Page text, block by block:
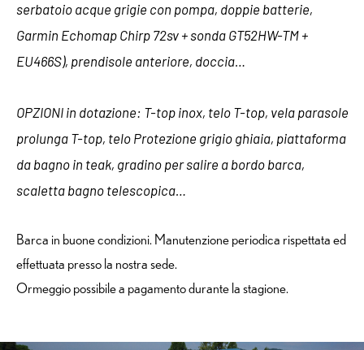
serbatoio acque grigie con pompa, doppie batterie,
Garmin Echomap Chirp 72sv + sonda GT52HW-TM +
EU466S), prendisole anteriore, doccia…
OPZIONI in dotazione: T-top inox, telo T-top, vela parasole
prolunga T-top, telo Protezione grigio ghiaia, piattaforma
da bagno in teak, gradino per salire a bordo barca,
scaletta bagno telescopica…
Barca in buone condizioni. Manutenzione periodica rispettata ed
effettuata presso la nostra sede.
Ormeggio possibile a pagamento durante la stagione.